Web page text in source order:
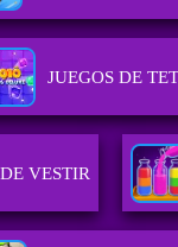
JUEGOS DE
VESTIR